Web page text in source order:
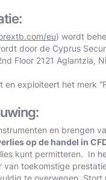
eu) wordt
door de Cyprus
Floor 2121 Aglantzia,
exploiteert het merk
en brengen
op de handel in
kunt permitteren. In
toekomstige
te overwegen.